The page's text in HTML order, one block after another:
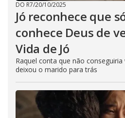
DO R7/20/10/2025
Jó reconhece que
conhece Deus de
Vida de Jó
Raquel conta que não
deixou o marido para trás